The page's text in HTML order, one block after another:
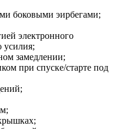
боковыми эирбегами;
электронного
усилия;
замедлении;
при спуске/старте под